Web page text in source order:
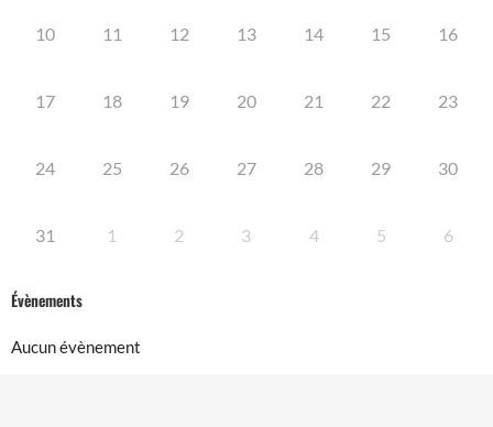
10 11 12 13 14 15 16
17 18 19 20 21 22 23
24 25 26 27 28 29 30
31 1 2 3 4 5 6
Évènements
Aucun évènement